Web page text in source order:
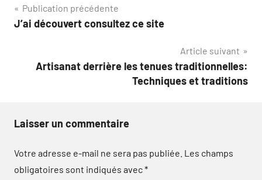
Navigation
de
Publication précédente
J’ai découvert consultez ce site
Article suivant
Artisanat derrière les tenues traditionnelles:
Techniques et traditions
Laisser un commentaire
Votre adresse e-mail ne sera pas publiée. Les champs
obligatoires sont indiqués avec*